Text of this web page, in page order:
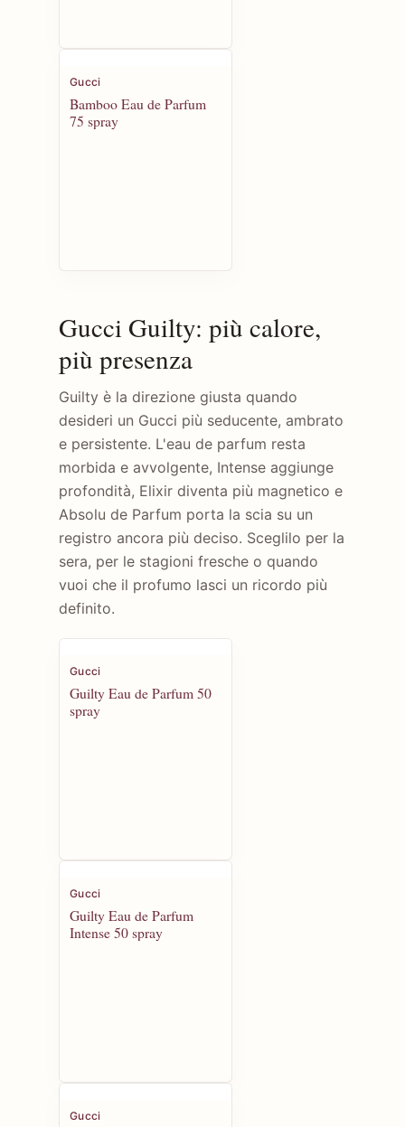
Gucci
Bamboo Eau de Parfum
75 spray
Gucci Guilty: più calore,
più presenza
Guilty è la direzione giusta quando
desideri un Gucci più seducente, ambrato
e persistente. L'eau de parfum resta
morbida e avvolgente, Intense aggiunge
profondità, Elixir diventa più magnetico e
Absolu de Parfum porta la scia su un
registro ancora più deciso. Sceglilo per la
sera, per le stagioni fresche o quando
vuoi che il profumo lasci un ricordo più
definito.
Gucci
Guilty Eau de Parfum 50
spray
Gucci
Guilty Eau de Parfum
Intense 50 spray
Gucci